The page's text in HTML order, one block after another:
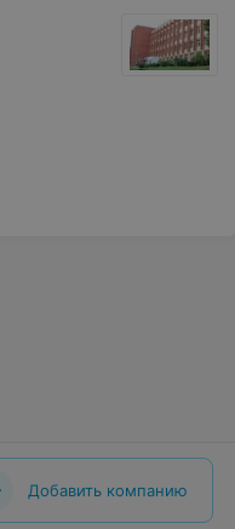
Добавить компанию